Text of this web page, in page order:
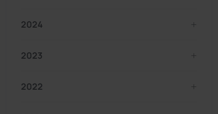
2024
2023
2022